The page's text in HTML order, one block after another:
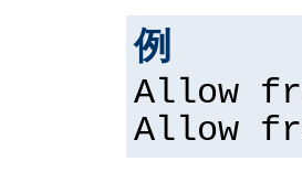
例
Allow
Allow